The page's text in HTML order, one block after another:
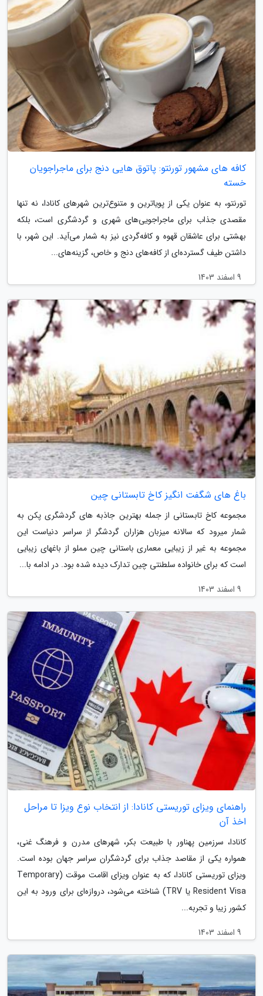
کافه های مشهور تورنتو: پاتوق هایی دنج برای ماجراجویان
خسته
تورنتو، به عنوان یکی از پویاترین و متنوع‌ترین شهرهای کانادا، نه تنها
مقصدی جذاب برای ماجراجویی‌های شهری و گردشگری است، بلکه
بهشتی برای عاشقان قهوه و کافه‌گردی نیز به شمار می‌آید. این شهر، با
داشتن طیف گسترده‌ای از کافه‌های دنج و خاص، گزینه‌های...
9 اسفند 1403
باغ های شگفت انگیز کاخ تابستانی چین
مجموعه کاخ تابستانی از جمله بهترین جاذبه های گردشگری پکن به
شمار میرود که سالانه میزبان هزاران گردشگر از سراسر دنیاست این
مجموعه به غیر از زیبایی معماری باستانی چین مملو از باغهای زیبایی
است که برای خانواده سلطنتی چین تدارک دیده شده بود. در ادامه با...
9 اسفند 1403
راهنمای ویزای توریستی کانادا: از انتخاب نوع ویزا تا مراحل
اخذ آن
کانادا، سرزمین پهناور با طبیعت بکر، شهرهای مدرن و فرهنگ غنی،
همواره یکی از مقاصد جذاب برای گردشگران سراسر جهان بوده است.
ویزای توریستی کانادا، که به عنوان ویزای اقامت موقت (Temporary
Resident Visa یا TRV) شناخته می‌شود، دروازه‌ای برای ورود به این
کشور زیبا و تجربه...
9 اسفند 1403